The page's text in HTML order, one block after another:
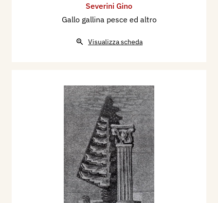
Severini Gino
Gallo gallina pesce ed altro
Visualizza scheda